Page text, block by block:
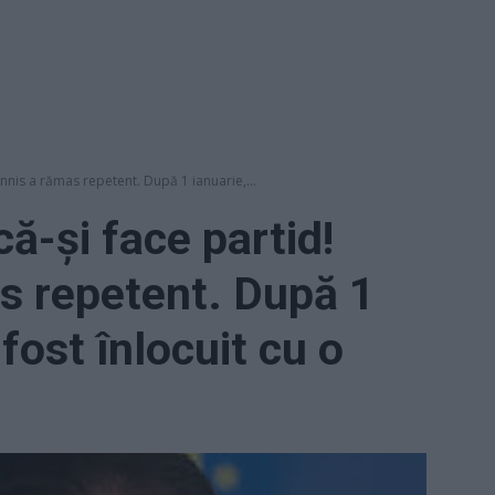
a rămas repetent. După 1 ianuarie,...
și face partid!
repetent. După 1
înlocuit cu o